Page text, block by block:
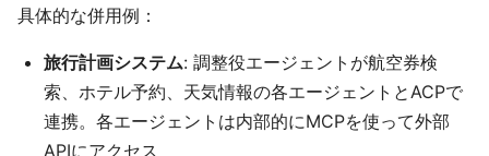
具体的な併用例：
旅行計画システム: 調整役エージェントが航空券検
索、ホテル予約、天気情報の各エージェントとACPで
連携。各エージェントは内部的にMCPを使って外部
APIにアクセス